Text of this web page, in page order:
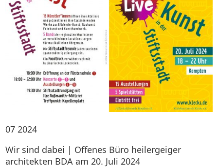
07 2024
Wir sind dabei | Offenes Büro heilergeiger
architekten BDA am 20. Juli 2024